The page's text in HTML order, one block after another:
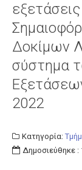
Δοκίμων
σύστημα
2022
Κατηγορία:
Δημοσιεύθηκε :